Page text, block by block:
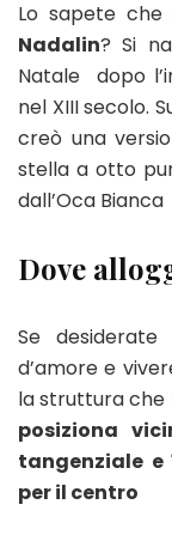
Lo sapete
Nadalin? Si
Natale dopo
nel XIII secolo.
creò una
stella a otto
dall’Oca Bianca
Dove
Se
d’amore e
la struttura che
posiziona
tangenziale
per il centro